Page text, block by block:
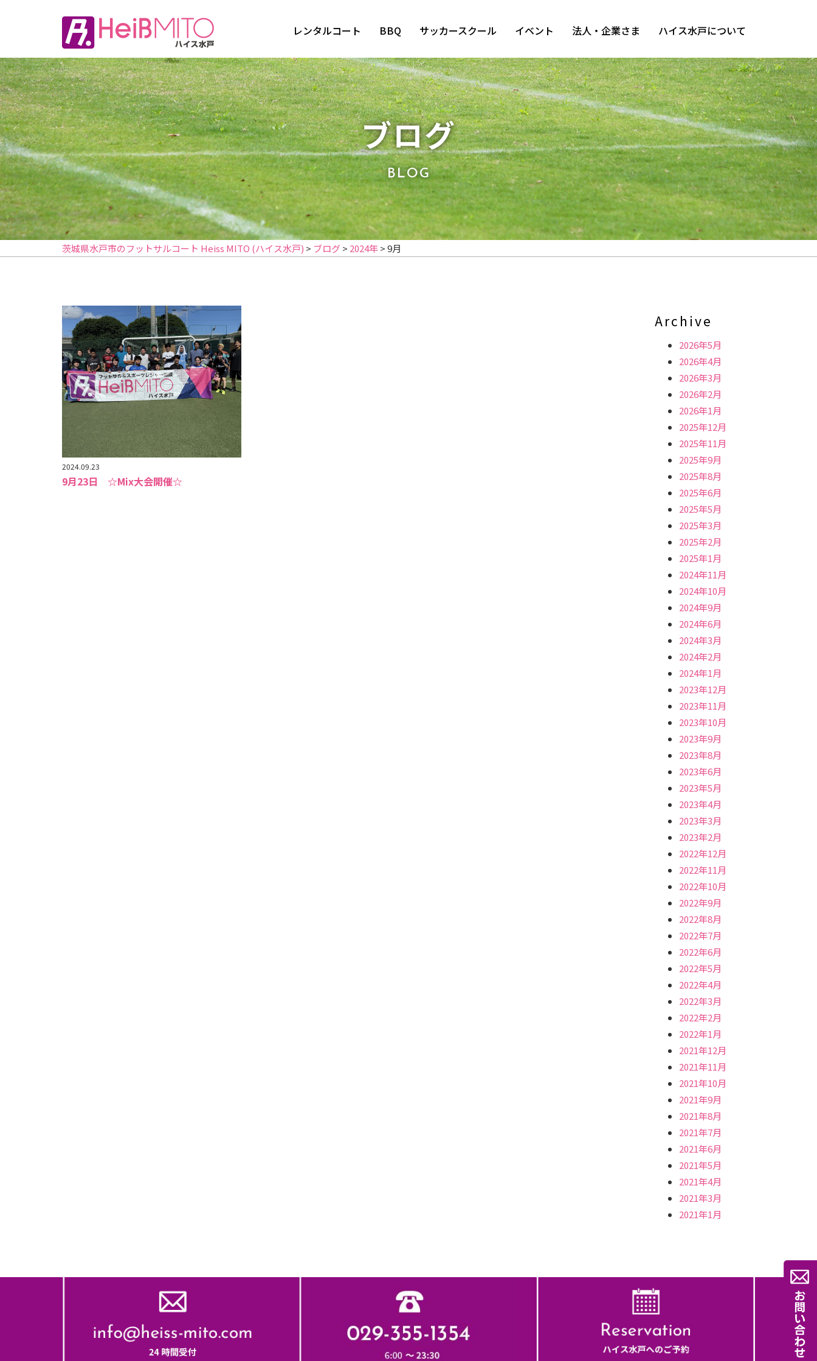
レンタルコート BBQ サッカースクール イベント 法人・企業さま ハイス水戸について
ブログ
BLOG
茨城県水戸市のフットサルコート Heiss MITO (ハイス水戸) > ブログ> 2024年>9月
2024.09.23
9月23日 ☆Mix大会開催☆
Archive
2026年5月
2026年4月
2026年3月
2026年2月
2026年1月
2025年12月
2025年11月
2025年9月
2025年8月
2025年6月
2025年5月
2025年3月
2025年2月
2025年1月
2024年11月
2024年10月
2024年9月
2024年6月
2024年3月
2024年2月
2024年1月
2023年12月
2023年11月
2023年10月
2023年9月
2023年8月
2023年6月
2023年5月
2023年4月
2023年3月
2023年2月
2022年12月
2022年11月
2022年10月
2022年9月
2022年8月
2022年7月
2022年6月
2022年5月
2022年4月
2022年3月
2022年2月
2022年1月
2021年12月
2021年11月
2021年10月
2021年9月
2021年8月
2021年7月
2021年6月
2021年5月
2021年4月
2021年3月
2021年1月